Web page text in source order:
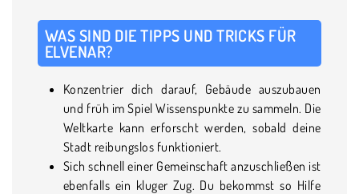
WAS SIND DIE TIPPS UND TRICKS FÜR
ELVENAR?
Konzentrier dich darauf, Gebäude auszubauen
und früh im Spiel Wissenspunkte zu sammeln. Die
Weltkarte kann erforscht werden, sobald deine
Stadt reibungslos funktioniert.
Sich schnell einer Gemeinschaft anzuschließen ist
ebenfalls ein kluger Zug. Du bekommst so Hilfe